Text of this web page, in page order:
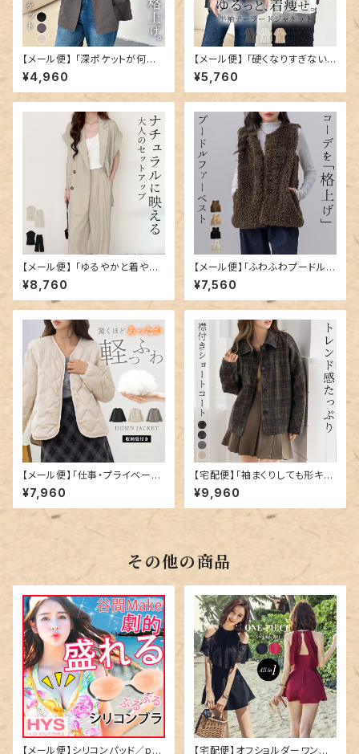
【メール便】 「深ポケットが何気
に便利」ジャケット 半袖 レディ
ース テーラード／tops2359
¥4,960
【メール便】 「硬くなりすぎない
ゆったりさ」ジャケット 半袖 レデ
ィース テーラード／tops2401
¥5,760
【メール便】 「ゆるやかと着やす
い」セットアップ ジャケット テー
ラード風／tops2403
¥8,760
【メール便】「ふわふわプードルフ
ァーで愛されコーデ！」 レディー
ス トップス ファーベスト コーデ
／tops2191
¥7,560
【メール便】「仕事・プライベート
のお供に」ダウン キルティング
ジャケット アウター レディース
長袖／tops2328
¥7,960
【宅配便】「袖まくりしても形キー
プ」コート ショート丈 レディース
きれいめ 長袖／tops2300
¥9,960
その他の商品
【メール便】シリコンパッド／pa 【宅配便】オフショルダーワンピ